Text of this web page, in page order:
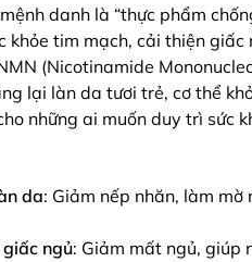
danh là “thực phẩm
khỏe tim mạch, cải thiện
(Nicotinamide
lại làn da tươi trẻ, cơ thể
những ai muốn duy trì sức
da: Giảm nếp nhăn, làm
ngủ: Giảm mất ngủ, giúp